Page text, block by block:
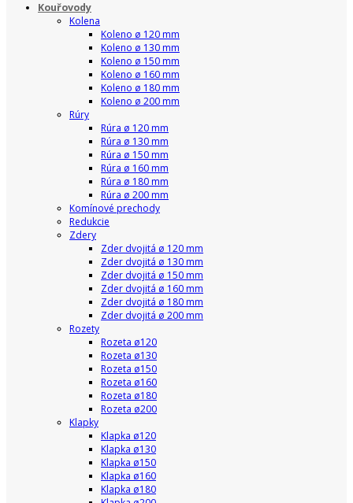
Kouřovody
Kolena
Koleno ø 120 mm
Koleno ø 130 mm
Koleno ø 150 mm
Koleno ø 160 mm
Koleno ø 180 mm
Koleno ø 200 mm
Rúry
Rúra ø 120 mm
Rúra ø 130 mm
Rúra ø 150 mm
Rúra ø 160 mm
Rúra ø 180 mm
Rúra ø 200 mm
Komínové prechody
Redukcie
Zdery
Zder dvojitá ø 120 mm
Zder dvojitá ø 130 mm
Zder dvojitá ø 150 mm
Zder dvojitá ø 160 mm
Zder dvojitá ø 180 mm
Zder dvojitá ø 200 mm
Rozety
Rozeta ø120
Rozeta ø130
Rozeta ø150
Rozeta ø160
Rozeta ø180
Rozeta ø200
Klapky
Klapka ø120
Klapka ø130
Klapka ø150
Klapka ø160
Klapka ø180